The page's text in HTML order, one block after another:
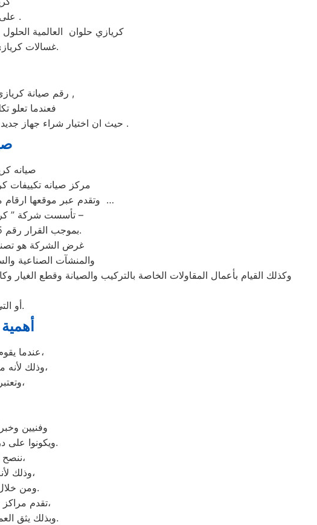
على الخط الساخن لصيانه كريازي حلوان 01095999314 .
كريازي حلوان العالمية
غسالات كريازي حلوان من مركز الخدمة المعتمد رقم تليفون 01010916814.
رقم صيانة كريازي الساخن بحلوان عامل التكلفة من اهم عوامل نجاح عملية الاصلاح ,
فعندما تعلو
حيث ان اختيار شراء جهاز جديد بضمان لمدة خمس سنوات علي الاقل و بيع الجهاز القديم يكون هو الاختيار الأمثل .
صيانه
| مركز صيانه
وتقدم عبر موقعها ارقام مراكز الصيانة,خدمة العملاء رقم صيانه كريازي حلوان ؛ تليفون كريازي حلوان …
تأسست شركة ” كريازي حلوان ” شركة مساهمة مصرية – وفقا لأحكام قوانين الاستثمار –
بموجب القرار رقم 125 لسنة 1976 الصادر من وزارة الاقتصاد والدولة للتعاون الاقتصادي.
غرض الشركة هو
والمنشآت الصناعية
وكذلك القيام بأعمال المقاولات الخاصة بالتركيب والصيانة وقطع
أو التي قد تعاونها على تحقيق غرضها في مصر أو في الخارج.
عندما يقوم العميل بالتعامل مع مراكز صيانة كريازي يقلل من النفقات،
وذلك لأنه من خلال مراكز الصيانة يتم معرفة أسباب العطل بشكل دقيق،
وتعتبر هذه من أهم الخطوات لحل العطل في الجهاز المنزلي،
وفنيين
، ويكونوا على دراية كاملة بالمتطلبات التي يحتاجها في صيانة الاجهزة المنزلية.
ننصح العملاء بعمل صيانة دورية للأجهزة المنزلية الخاصة بهم،
وذلك لأنه يوجد العديد من الأعطال لا تكون واضحة لعين المستهلك،
ومن خلال الصيانة الدورية نقلل من نفقة الصيانة وتقليل ضرر الجهاز.
تقدم مراكز صيانة شركة كريازي قطع الغيار الأصلية لعملائها بأقل الأسعار،
وبذلك يثق العميل عند شراء قطع الغيار من المركز بأنها أصلية وليست مُقلدة.